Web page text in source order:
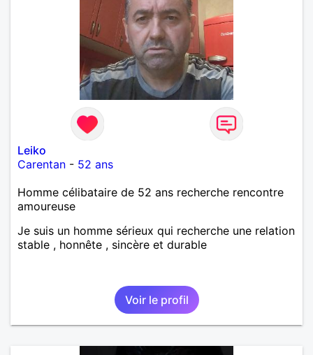
Leiko
Carentan - 52 ans
Homme célibataire de 52 ans recherche rencontre
amoureuse
Je suis un homme sérieux qui recherche une relation
stable , honnête , sincère et durable
Voir le profil